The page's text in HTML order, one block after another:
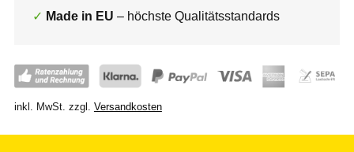
Made in EU – höchste Qualitätsstandards
inkl. MwSt. zzgl. Versandkosten